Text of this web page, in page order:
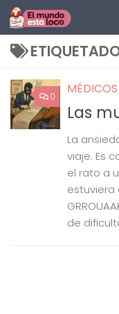
Saltar al
0
Las
La
viaje. Es
el rato a
estuviera
de